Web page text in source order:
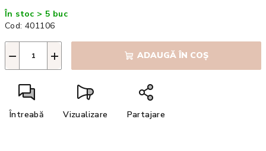
preţ:
În stoc > 5 buc
Cod: 401106
+
− ADAUGĂ ÎN COŞ
Întreabă Vizualizare Partajare